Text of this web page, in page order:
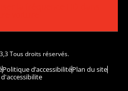
Tous droits réservés.
Politique d’accessibilitéPlan du site
d'accessibilite